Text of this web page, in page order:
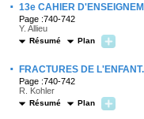
· 13e CAHIER
Page :740-742
Y. Allieu
Résumé Plan
· FRACTURES DE L'ENFANT.
Page :740-742
R. Kohler
Résumé Plan